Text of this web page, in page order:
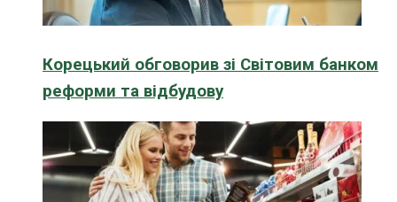
Корецький обговорив зі Світовим банком
реформи та відбудову